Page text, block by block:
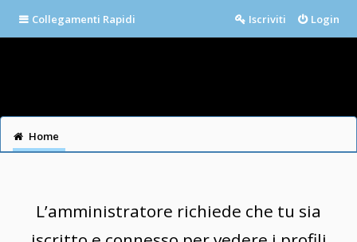
Collegamenti Rapidi Login
Iscriviti
Home
L’amministratore richiede che tu sia